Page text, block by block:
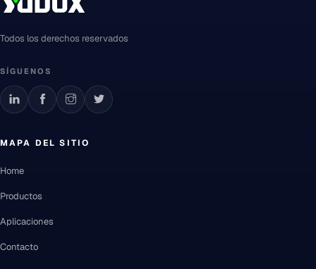
Todos los derechos reservados
SÍGUENOS
MAPA DEL SITIO
Home
Productos
Aplicaciones
Contacto